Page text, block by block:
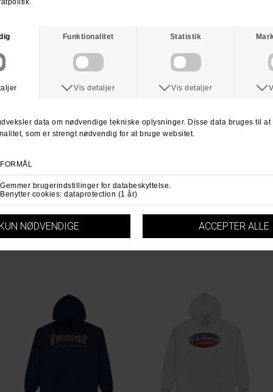
ANDRE KØBTE OGSÅ
THRASHER
Thrasher Graff T-Shirt
M L